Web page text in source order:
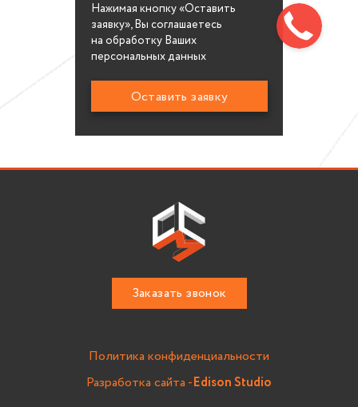
Нажимая кнопку «Оставить
заявку», Вы соглашаетесь
на обработку Ваших
персональных данных
Заказать звонок
Политика конфиденциальности
Разработка сайта -Edison Studio